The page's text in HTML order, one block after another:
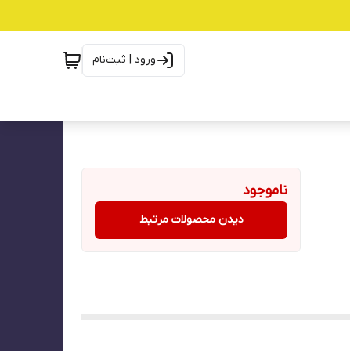
ورود | ثبت‌نام
ناموجود
دیدن محصولات مرتبط